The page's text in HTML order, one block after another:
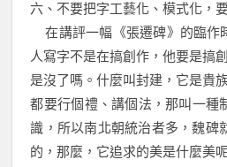
六、不要把字工藝化、模式化，
在講評一幅《張遷碑》的臨作
人寫字不是在搞創作，他要是搞
是沒了嗎。什麼叫封建，它是貴
都要行個禮、講個法，那叫一種
識，所以南北朝統治者多，魏碑
的，那麼，它追求的美是什麼美